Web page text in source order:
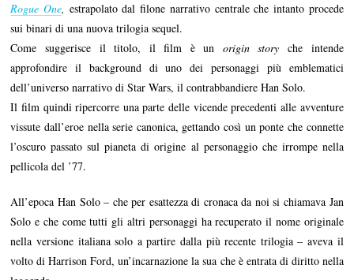
Rogue One, estrapolato dal filone narrativo centrale che intanto procede
sui binari di una nuova trilogia sequel.
Come suggerisce il titolo, il film è un origin story che intende
approfondire il background di uno dei personaggi più emblematici
dell’universo narrativo di Star Wars, il contrabbandiere Han Solo.
Il film quindi ripercorre una parte delle vicende precedenti alle avventure
vissute dall’eroe nella serie canonica, gettando così un ponte che connette
l’oscuro passato sul pianeta di origine al personaggio che irrompe nella
pellicola del ’77.
All’epoca Han Solo – che per esattezza di cronaca da noi si chiamava Jan
Solo e che come tutti gli altri personaggi ha recuperato il nome originale
nella versione italiana solo a partire dalla più recente trilogia – aveva il
volto di Harrison Ford, un’incarnazione la sua che è entrata di diritto nella